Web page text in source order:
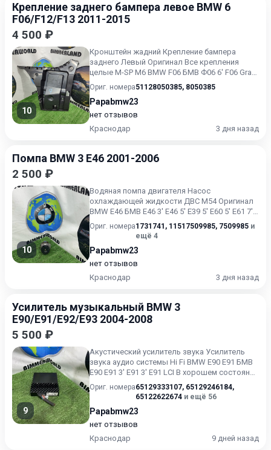
Крепление заднего бампера левое BMW 6
F06/F12/F13 2011-2015
4 500 ₽
10
Кронштейн жадний Крепление бампера
заднего Левый Оригинал Все крепления
целые M-SP M6 BMW F06 БМВ Ф06 6' F06 Gran
Coupé 6' F06 Gran Coupé LC...
Ориг. номера51128050385, 8050385
Papabmw23
нет отзывов
Краснодар
3 дня назад
Помпа BMW 3 E46 2001-2006
2 500 ₽
10
Водяная помпа двигателя Насос
охлаждающей жидкости ДВС М54 Оригинал
BMW E46 БМВ Е46 3' E46 5' E39 5' E60 5' E61 7'
E38 7' E65 7' E66 X3 E83...
Ориг. номера1731741 , 11517509985, 7509985 и
ещё 4
Papabmw23
нет отзывов
Краснодар
3 дня назад
Усилитель музыкальный BMW 3
E90/E91/E92/E93 2004-2008
5 500 ₽
9
Акустический усилитель звука Усилитель
звука аудио системы Hi Fi BMW E90 E91 БМВ
Е90 Е91 3' E91 3' E91 LCI В хорошем состоянии
Без пробега п...
Ориг. номера65129333107, 65129246184,
65122622674 и ещё 56
Papabmw23
нет отзывов
Краснодар
9 дней назад